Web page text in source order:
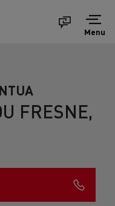
Menu
FRESNE,